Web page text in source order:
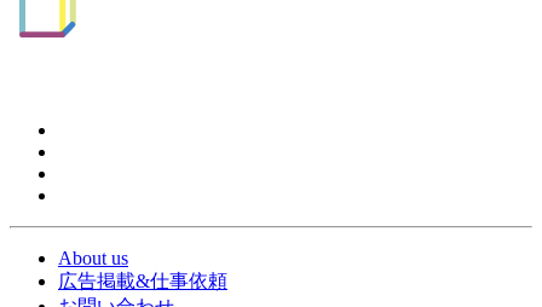
About us
広告掲載&仕事依頼